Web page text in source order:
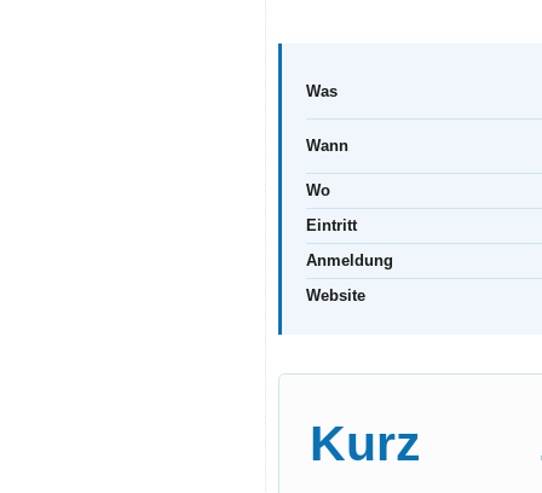
Was
Wann
Wo
Eintritt
Anmeldung
Website
Kurz